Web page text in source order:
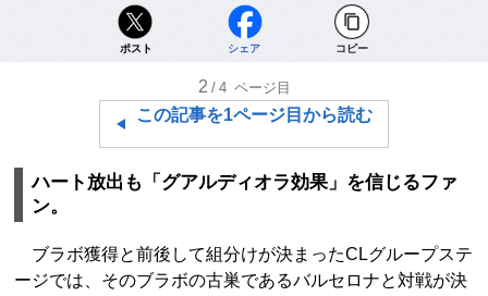
ポスト シェア コピー
2 /4 ページ目
この記事を1ページ目から読む
ハート放出も「グアルディオラ効果」を信じるファ
ン。
ブラボ獲得と前後して組分けが決まったCLグループステ
ージでは、そのブラボの古巣であるバルセロナと対戦が決